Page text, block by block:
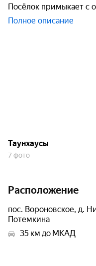
Посёлок примыкает с
Полное описание
Таунхаусы
7 фото
Расположение
пос. Вороновское, д.
Потемкина
35 км до МКАД